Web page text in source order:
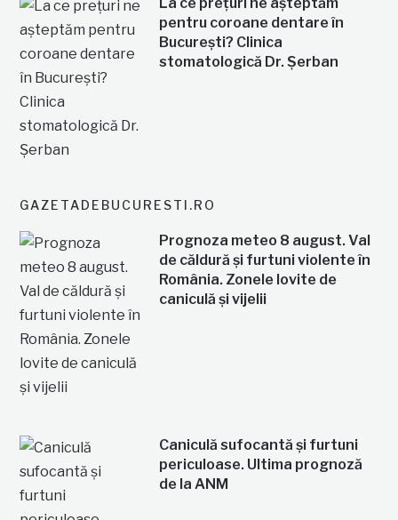
pentru coroane dentare în
București? Clinica
stomatologică Dr. Șerban
GAZETADEBUCURESTI.RO
Prognoza meteo 8 august. Val
de căldură și furtuni violente în
România. Zonele lovite de
caniculă și vijelii
Caniculă sufocantă și furtuni
periculoase. Ultima prognoză
de la ANM